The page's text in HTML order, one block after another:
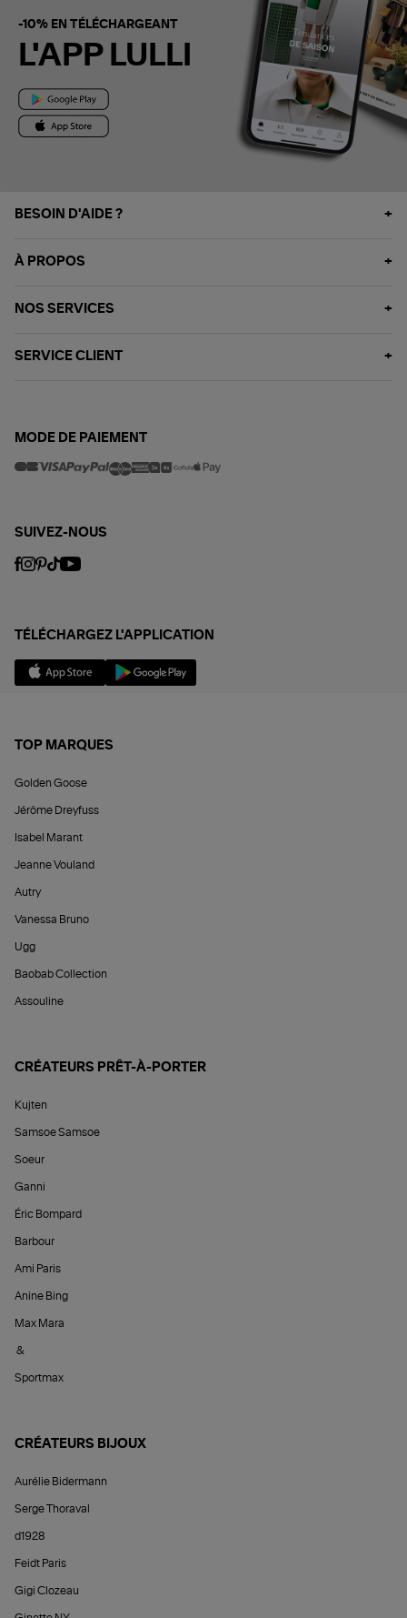
-10% EN TÉLÉCHARGEANT
L'APP LULLI
BESOIN D'AIDE ?
À PROPOS
NOS SERVICES
SERVICE CLIENT
MODE DE PAIEMENT
SUIVEZ-NOUS
TÉLÉCHARGEZ L'APPLICATION
TOP MARQUES
Golden Goose
Jérôme Dreyfuss
Isabel Marant
Jeanne Vouland
Autry
Vanessa Bruno
Ugg
Baobab Collection
Assouline
CRÉATEURS PRÊT-À-PORTER
Kujten
Samsoe Samsoe
Soeur
Ganni
Éric Bompard
Barbour
Ami Paris
Anine Bing
Max Mara
&
Sportmax
CRÉATEURS BIJOUX
Aurélie Bidermann
Serge Thoraval
d1928
Feidt Paris
Gigi Clozeau